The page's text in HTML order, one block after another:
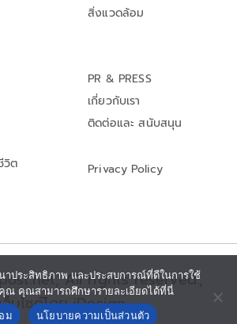
สิ่งแวดล้อม
วิต
PR & PRESS
เกี่ยวกับเรา
ติดต่อและ สนับสนุน
Privacy Policy
All rights reserved.,
ว็บไซต์โดย iDesign
าประสิทธิภาพ และประสบการณ์ที่ดีในการใช้
ณ คุณสามารถศึกษารายละเอียดได้ที่นี่
ม
นโยบายความเป็นส่วนตัว